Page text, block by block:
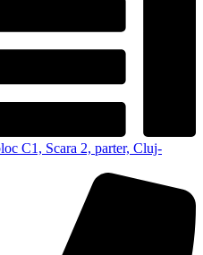
C1, Scara 2, parter, Cluj-